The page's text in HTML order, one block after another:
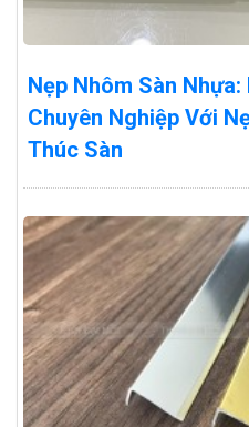
Nẹp Nhôm Sàn
Chuyên Nghiệp Với
Thúc Sàn